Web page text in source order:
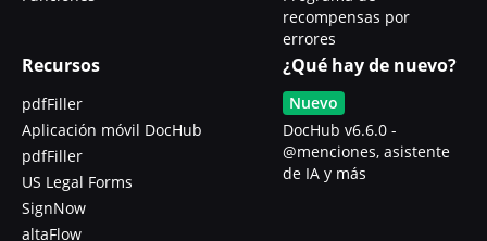
recompensas por
errores
Recursos
pdfFiller
Aplicación móvil DocHub
pdfFiller
US Legal Forms
SignNow
altaFlow
¿Qué hay de nuevo?
Nuevo
DocHub v6.6.0 -
@menciones, asistente
de IA y más